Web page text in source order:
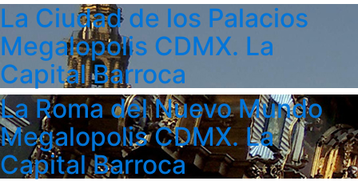
La Ciudad de los Palacios
Megalopolis CDMX. La
Capital Barroca
La Roma del Nuevo Mundo
Megalopolis CDMX. La
Capital Barroca